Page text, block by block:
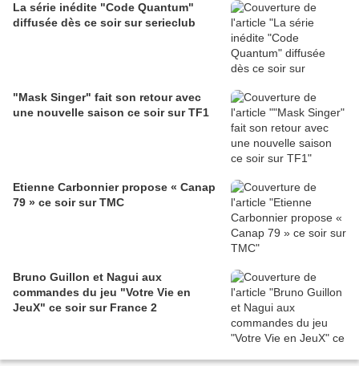
La série inédite "Code Quantum"
diffusée dès ce soir sur serieclub
"Mask Singer" fait son retour avec
une nouvelle saison ce soir sur TF1
Etienne Carbonnier propose « Canap
79 » ce soir sur TMC
Bruno Guillon et Nagui aux
commandes du jeu "Votre Vie en
JeuX" ce soir sur France 2